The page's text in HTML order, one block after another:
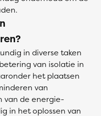
in diverse taken
van isolatie in
het plaatsen
van
van de energie-
in het oplossen van